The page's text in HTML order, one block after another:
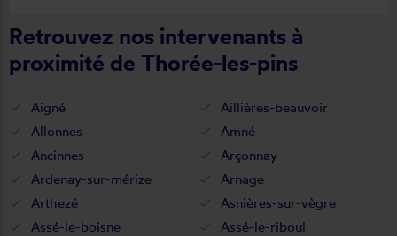
Retrouvez nos intervenants à
proximité de Thorée-les-pins
Aigné
Aillières-beauvoir
Allonnes
Amné
Ancinnes
Arçonnay
Ardenay-sur-mérize
Arnage
Arthezé
Asnières-sur-vègre
Assé-le-boisne
Assé-le-riboul